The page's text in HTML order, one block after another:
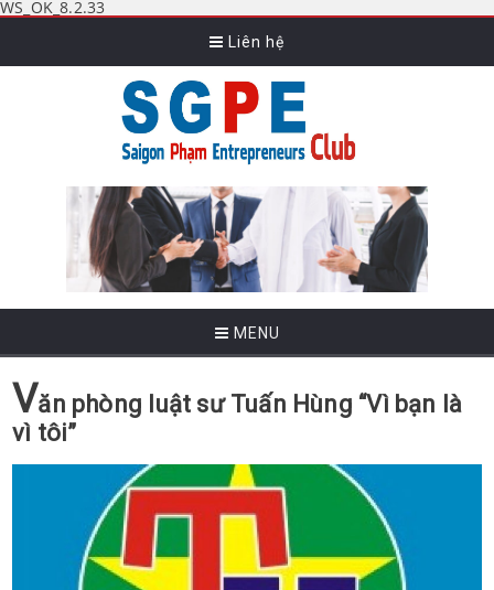
WS_OK_8.2.33
Liên hệ
MENU
Văn phòng luật sư Tuấn Hùng “Vì bạn là
vì tôi”